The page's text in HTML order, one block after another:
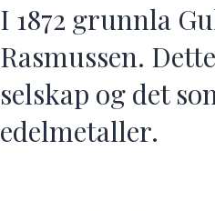
I 1872 grunnla
Rasmussen.
selskap og det
edelmetaller.